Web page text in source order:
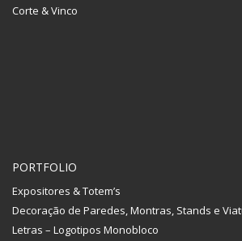
Corte & Vinco
PORTFOLIO
Expositores & Totem’s
Decoração de Paredes, Montras, Stands e
Letras – Logotipos Monobloco